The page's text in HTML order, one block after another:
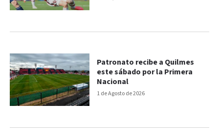
1 de Agosto de 2026
Patronato recibe a Quilmes
este sábado por la Primera
Nacional